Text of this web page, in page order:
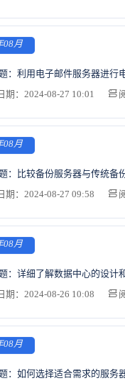
08月
： 利用电子邮件服务器进行
期：2024-08-27 10:01
08月
：
比较备份服务器与传统备
期：2024-08-27 09:58
08月
： 详细了解数据中心的设计
期：2024-08-26 10:08
08月
： 如何选择适合需求的服务